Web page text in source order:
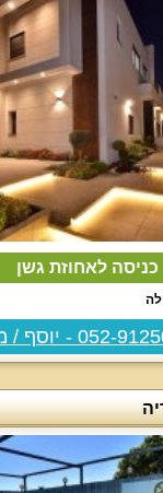
כניסה לאחוזת גשן
- יוסף / מזי